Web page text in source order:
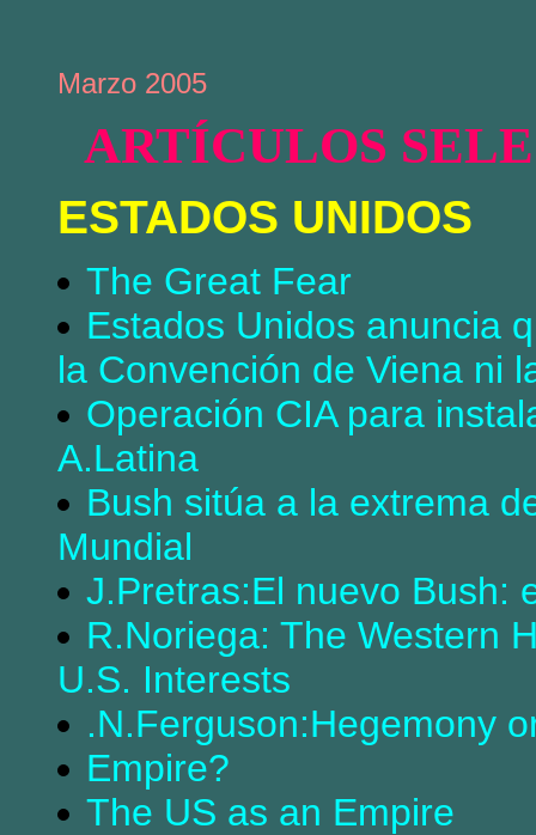
Marzo 2005
ARTÍCULOS
ESTADOS UNIDOS
The Great Fear
Estados Unidos anuncia
la Convención de Viena ni
Operación CIA para
A.Latina
Bush sitúa a la extrema
Mundial
J.Pretras:El nuevo Bush:
R.Noriega: The Western
U.S. Interests
.N.Ferguson:Hegemony
Empire?
The US as an Empire